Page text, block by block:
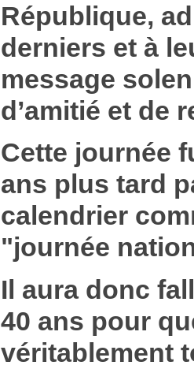
République,
derniers et à
message
d’amitié et de
Cette journée
ans plus tard
calendrier
"journée
Il aura donc
40 ans pour
véritablement